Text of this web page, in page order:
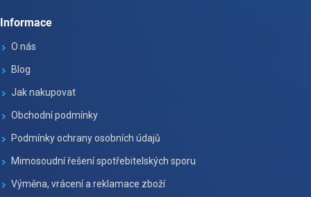
Informace
O nás
Blog
Jak nakupovat
Obchodní podmínky
Podmínky ochrany osobních údajů
Mimosoudní řešení spotřebitelských sporu
Výměna, vrácení a reklamace zboží